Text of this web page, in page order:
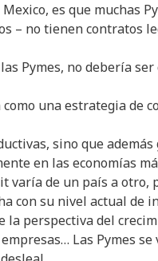
es que muchas
– no tienen contratos
Pymes, no debería
una estrategia de
sino que
en las economías
varía de un país a
con su nivel actual de
la perspectiva del
Las Pymes